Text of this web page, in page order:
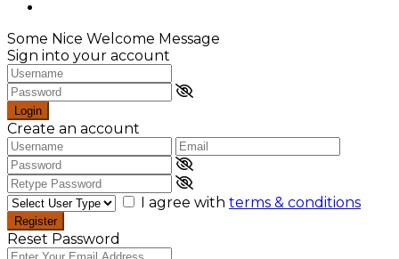
Some Nice Welcome Message
Sign into your account
Login
Create an account
I agree with terms & conditions
Register
Reset Password